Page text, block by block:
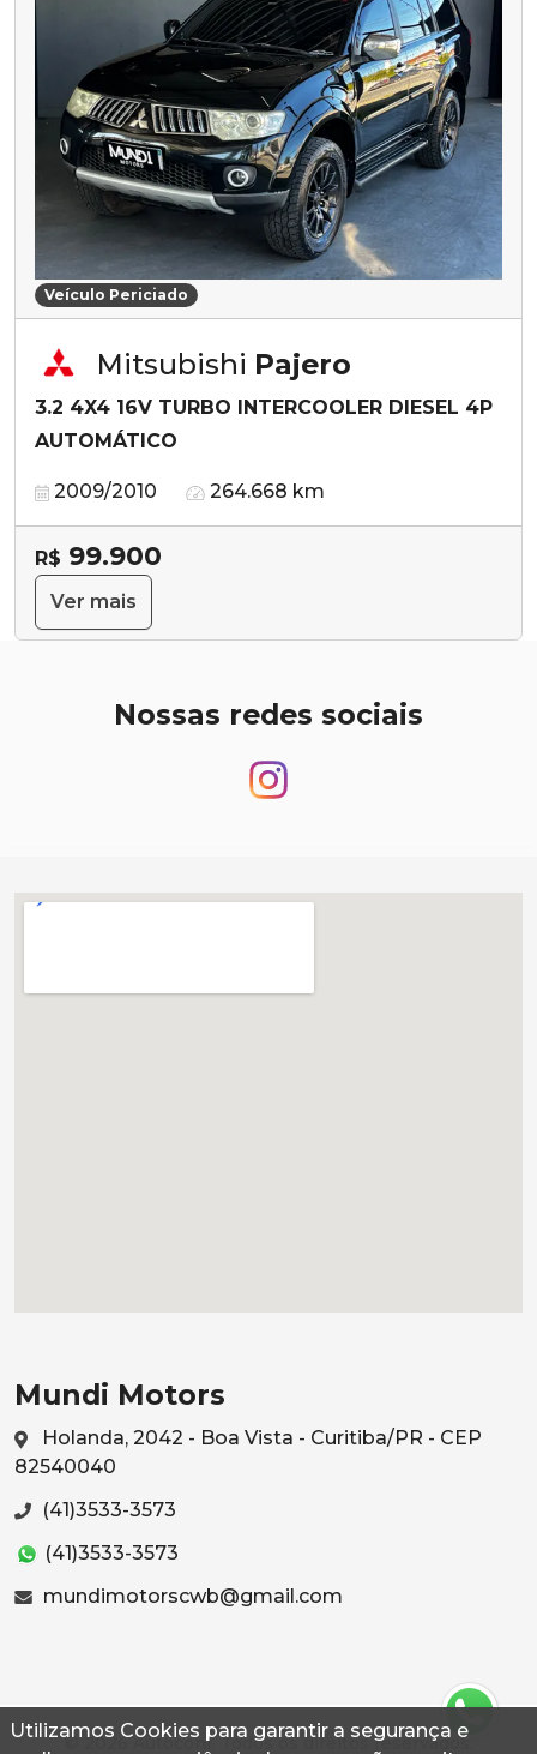
Utilizamos Cookies para garantir a segurança e
Veículo Periciado
Mitsubishi Pajero
3.2 4X4 16V TURBO INTERCOOLER DIESEL 4P
AUTOMÁTICO
2009/2010 264.668 km
R$ 99.900
Ver mais
Nossas redes sociais
Mundi Motors
Holanda, 2042 - Boa Vista - Curitiba/PR - CEP
82540040
(41)3533-3573
(41)3533-3573
mundimotorscwb@gmail.com
© 2026 Autoconf. Todos os direitos reservados.